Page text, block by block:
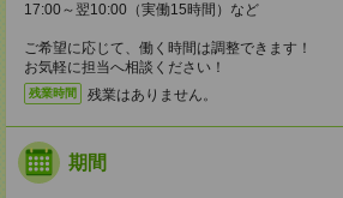
17:00～翌10:00（実働15時間）など
ご希望に応じて、働く時間は調整できます！
お気軽に担当へ相談ください！
残業時間 残業はありません。
期間